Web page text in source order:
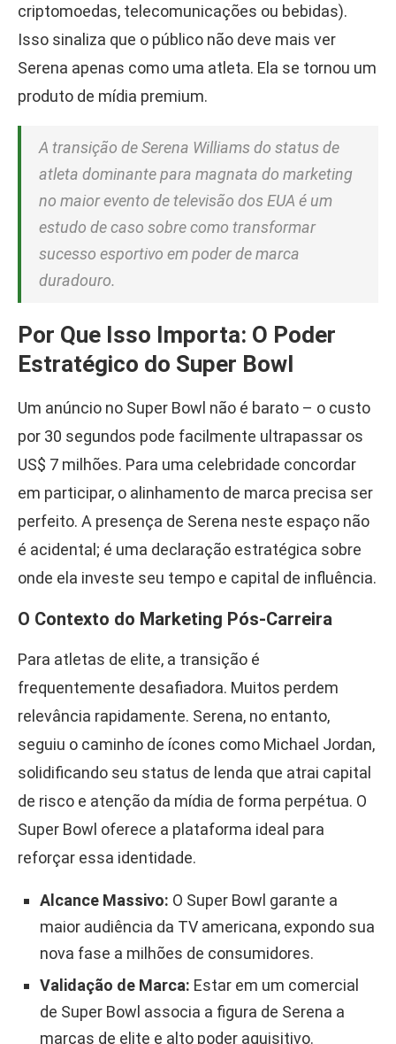
criptomoedas, telecomunicações ou bebidas).
Isso sinaliza que o público não deve mais ver
Serena apenas como uma atleta. Ela se tornou um
produto de mídia premium.
A transição de Serena Williams do status de
atleta dominante para magnata do marketing
no maior evento de televisão dos EUA é um
estudo de caso sobre como transformar
sucesso esportivo em poder de marca
duradouro.
Por Que Isso Importa: O Poder
Estratégico do Super Bowl
Um anúncio no Super Bowl não é barato – o custo
por 30 segundos pode facilmente ultrapassar os
US$ 7 milhões. Para uma celebridade concordar
em participar, o alinhamento de marca precisa ser
perfeito. A presença de Serena neste espaço não
é acidental; é uma declaração estratégica sobre
onde ela investe seu tempo e capital de influência.
O Contexto do Marketing Pós-Carreira
Para atletas de elite, a transição é
frequentemente desafiadora. Muitos perdem
relevância rapidamente. Serena, no entanto,
seguiu o caminho de ícones como Michael Jordan,
solidificando seu status de lenda que atrai capital
de risco e atenção da mídia de forma perpétua. O
Super Bowl oferece a plataforma ideal para
reforçar essa identidade.
Alcance Massivo: O Super Bowl garante a
maior audiência da TV americana, expondo sua
nova fase a milhões de consumidores.
Validação de Marca: Estar em um comercial
de Super Bowl associa a figura de Serena a
marcas de elite e alto poder aquisitivo.